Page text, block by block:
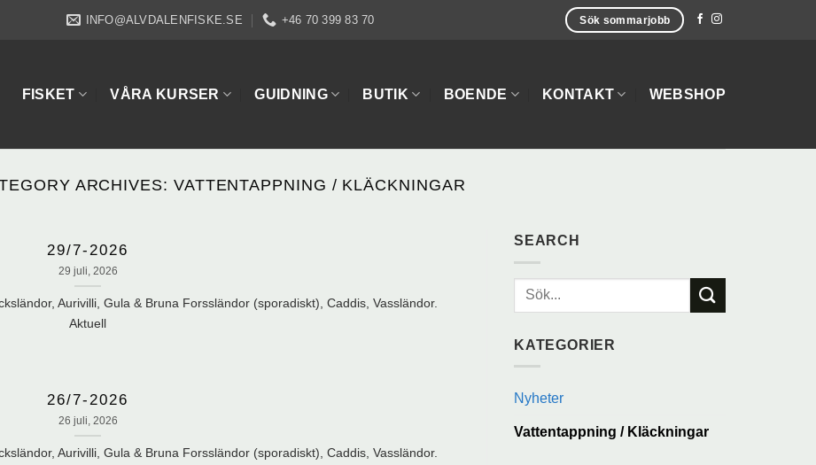
INFO@ALVDALENFISKE.SE +46 70 399 83 70 Sök sommarjobb
FISKET VÅRA KURSER GUIDNING BUTIK BOENDE KONTAKT WEBSHOP
ARCHIVES: VATTENTAPPNING / KLÄCKNINGAR
29/7-2026
29 juli, 2026
Aurivilli, Gula & Bruna Forssländor (sporadiskt), Caddis, Vassländor.
Aktuell
26/7-2026
26 juli, 2026
Aurivilli, Gula & Bruna Forssländor (sporadiskt), Caddis, Vassländor.
SEARCH
KATEGORIER
Nyheter
Vattentappning / Kläckningar